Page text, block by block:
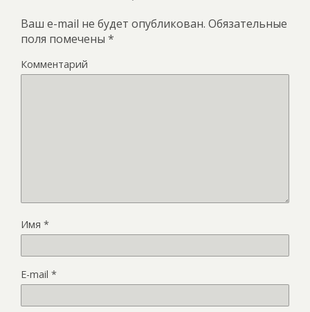
Ваш e-mail не будет опубликован. Обязательные
поля помечены *
Комментарий
Имя *
E-mail *